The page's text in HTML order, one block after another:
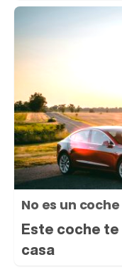
No es un
Este coche
casa